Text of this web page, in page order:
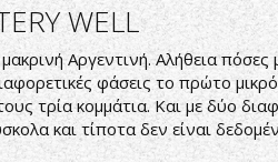
WELL
Αργεντινή. Αλήθεια
φάσεις το πρώτο
τρία κομμάτια. Και με δύο
και τίποτα δεν είναι